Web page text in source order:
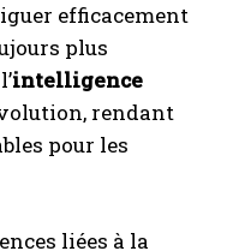
efficacement
plus
intelligence
rendant
pour les
liées à la